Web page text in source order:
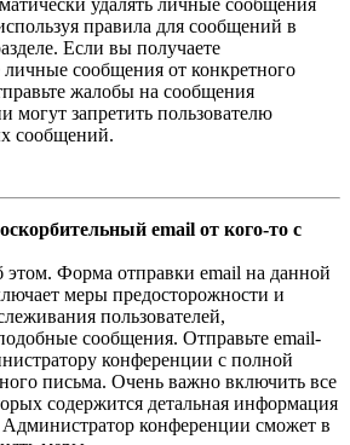
удалять личные сообщения
правила для сообщений в
Если вы получаете
личные сообщения от конкретного
жалобы на сообщения
могут запретить пользователю
сообщений.
email от кого-то с
Форма отправки email на данной
меры предосторожности и
пользователей,
сообщения. Отправьте email-
конференции с полной
письма. Очень важно включить все
содержится детальная информация
Администратор конференции сможет в